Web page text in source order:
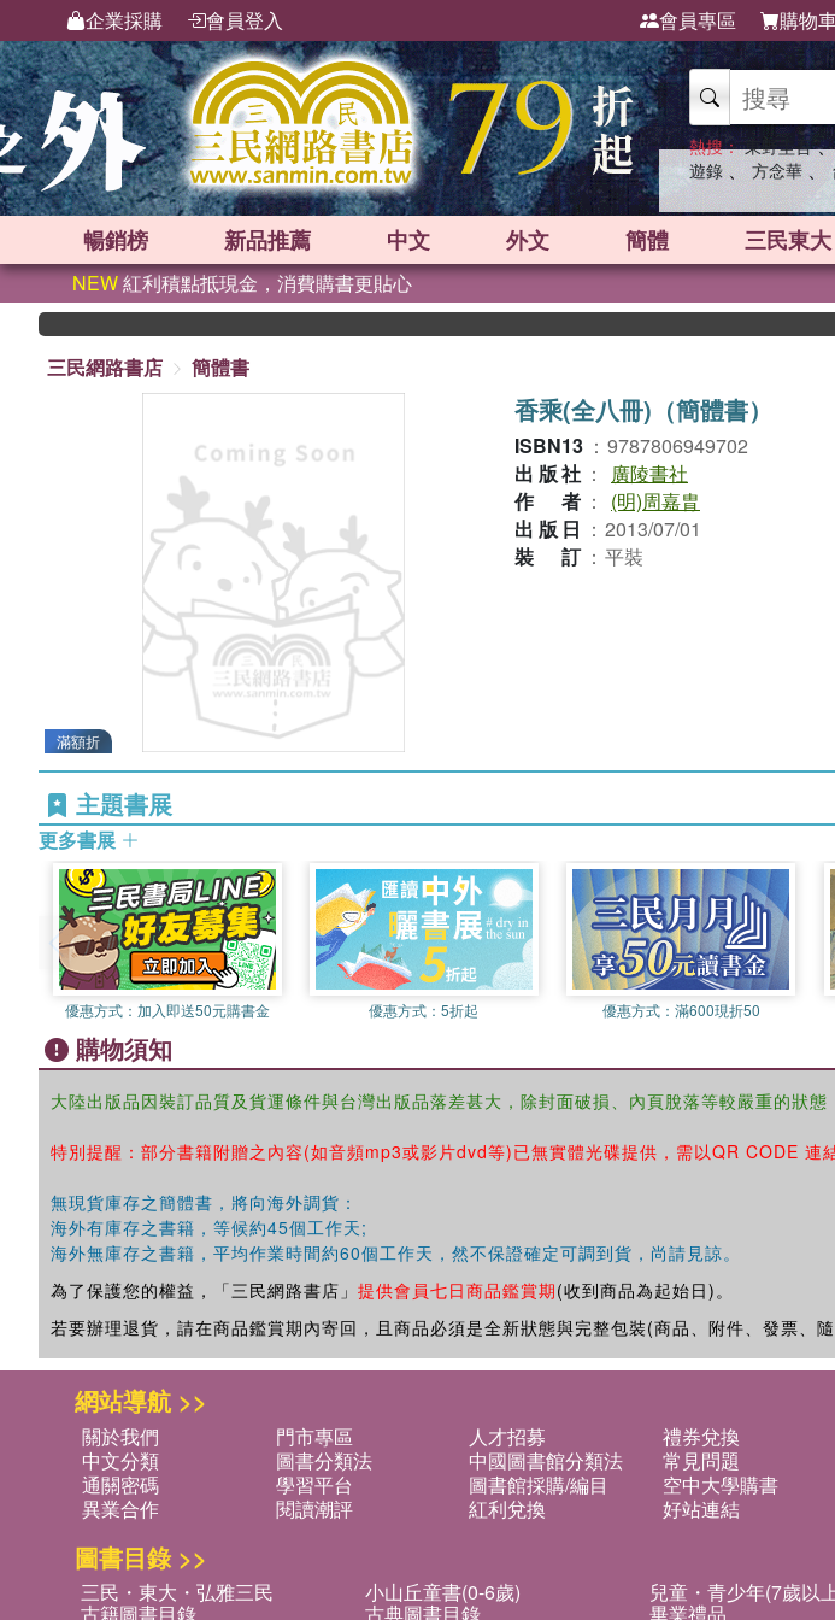
企業採購 會員登入 會員專區 購物
熱搜： 東野圭吾 、
遊錄 、 方念華 、
暢銷榜 新品推薦 中文 外文 簡體 三民東大
NEW紅利積點抵現金，消費購書更貼心
三民網路書店
簡體書
滿額折
香乘(全八冊)（簡體書）
ISBN13 ： 9787806949702
出版社 ：
廣陵書社
作者 ：
(明)周嘉胄
出版日 ： 2013/07/01
裝訂 ： 平裝
主題書展
更多書展
優惠方式： 加入即送50元購書金 優惠方式：5折起 優惠方式： 滿600現折50
購物須知
大陸出版品因裝訂品質及貨運條件與台灣出版品落差甚大，除封面破損、內頁脫落等較嚴重的狀態
特別提醒：部分書籍附贈之內容(如音頻mp3或影片dvd等)已無實體光碟提供，需以QR CODE 連
無現貨庫存之簡體書，將向海外調貨：
海外有庫存之書籍，等候約45個工作天;
海外無庫存之書籍，平均作業時間約60個工作天，然不保證確定可調到貨，尚請見諒。
為了保護您的權益，「三民網路書店」 提供會員七日商品鑑賞期(收到商品為起始日)。
若要辦理退貨，請在商品鑑賞期內寄回，且商品必須是全新狀態與完整包裝(商品、附件、發票、
網站導航 >>
關於我們 門市專區 人才招募 禮券兌換
中文分類
圖書分類法 中國圖書館分類法 常見問題
通關密碼
學習平台 圖書館採購/編目 空中大學購書
異業合作
閱讀潮評 紅利兌換 好站連結
圖書目錄 >>
三民・東大・弘雅三民 小山丘童書(0-6歲) 兒童・青少年(7歲以
古籍圖書目錄 古典圖書目錄 畢業禮品